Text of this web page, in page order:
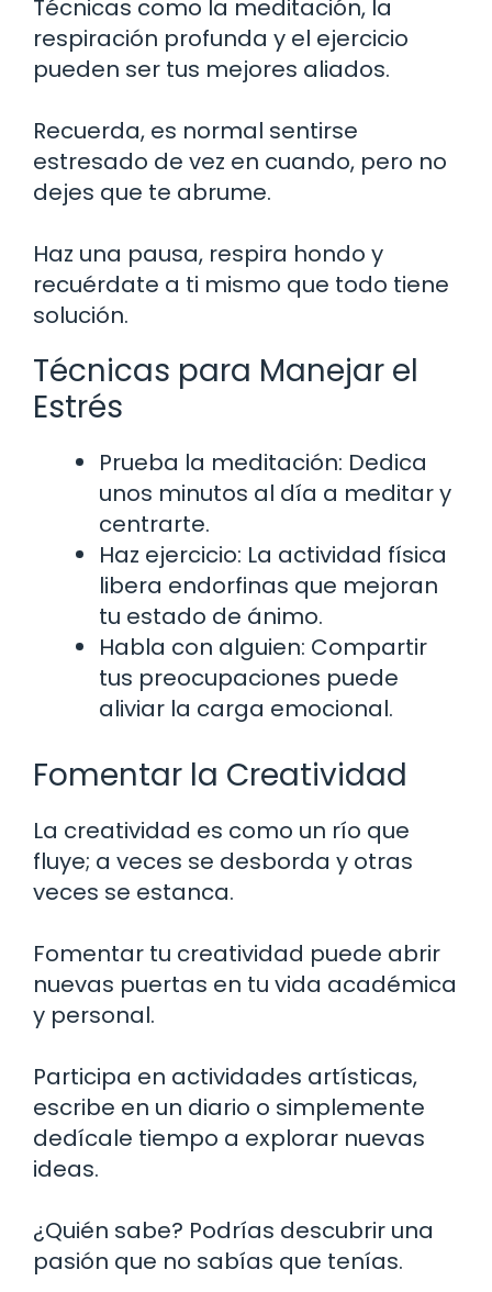
Técnicas como la meditación, la
respiración profunda y el ejercicio
pueden ser tus mejores aliados.
Recuerda, es normal sentirse
estresado de vez en cuando, pero no
dejes que te abrume.
Haz una pausa, respira hondo y
recuérdate a ti mismo que todo tiene
solución.
Técnicas para Manejar el
Estrés
Prueba la meditación: Dedica
unos minutos al día a meditar y
centrarte.
Haz ejercicio: La actividad física
libera endorfinas que mejoran
tu estado de ánimo.
Habla con alguien: Compartir
tus preocupaciones puede
aliviar la carga emocional.
Fomentar la Creatividad
La creatividad es como un río que
fluye; a veces se desborda y otras
veces se estanca.
Fomentar tu creatividad puede abrir
nuevas puertas en tu vida académica
y personal.
Participa en actividades artísticas,
escribe en un diario o simplemente
dedícale tiempo a explorar nuevas
ideas.
¿Quién sabe? Podrías descubrir una
pasión que no sabías que tenías.